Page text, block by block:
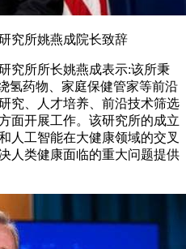
究所姚燕成院长致辞
究所所长姚燕成表示:该所秉
氢药物、家庭保健管家等前沿
究、人才培养、前沿技术筛选
面开展工作。该研究所的成立
人工智能在大健康领域的交叉
人类健康面临的重大问题提供